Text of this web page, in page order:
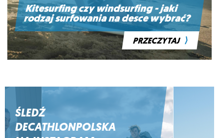
Kitesurfing czy windsurfing - jaki
rodzaj surfowania na desce wybrać?
PRZECZYTAJ ⟩
ŚLEDŹ
DECATHLONPOLSKA